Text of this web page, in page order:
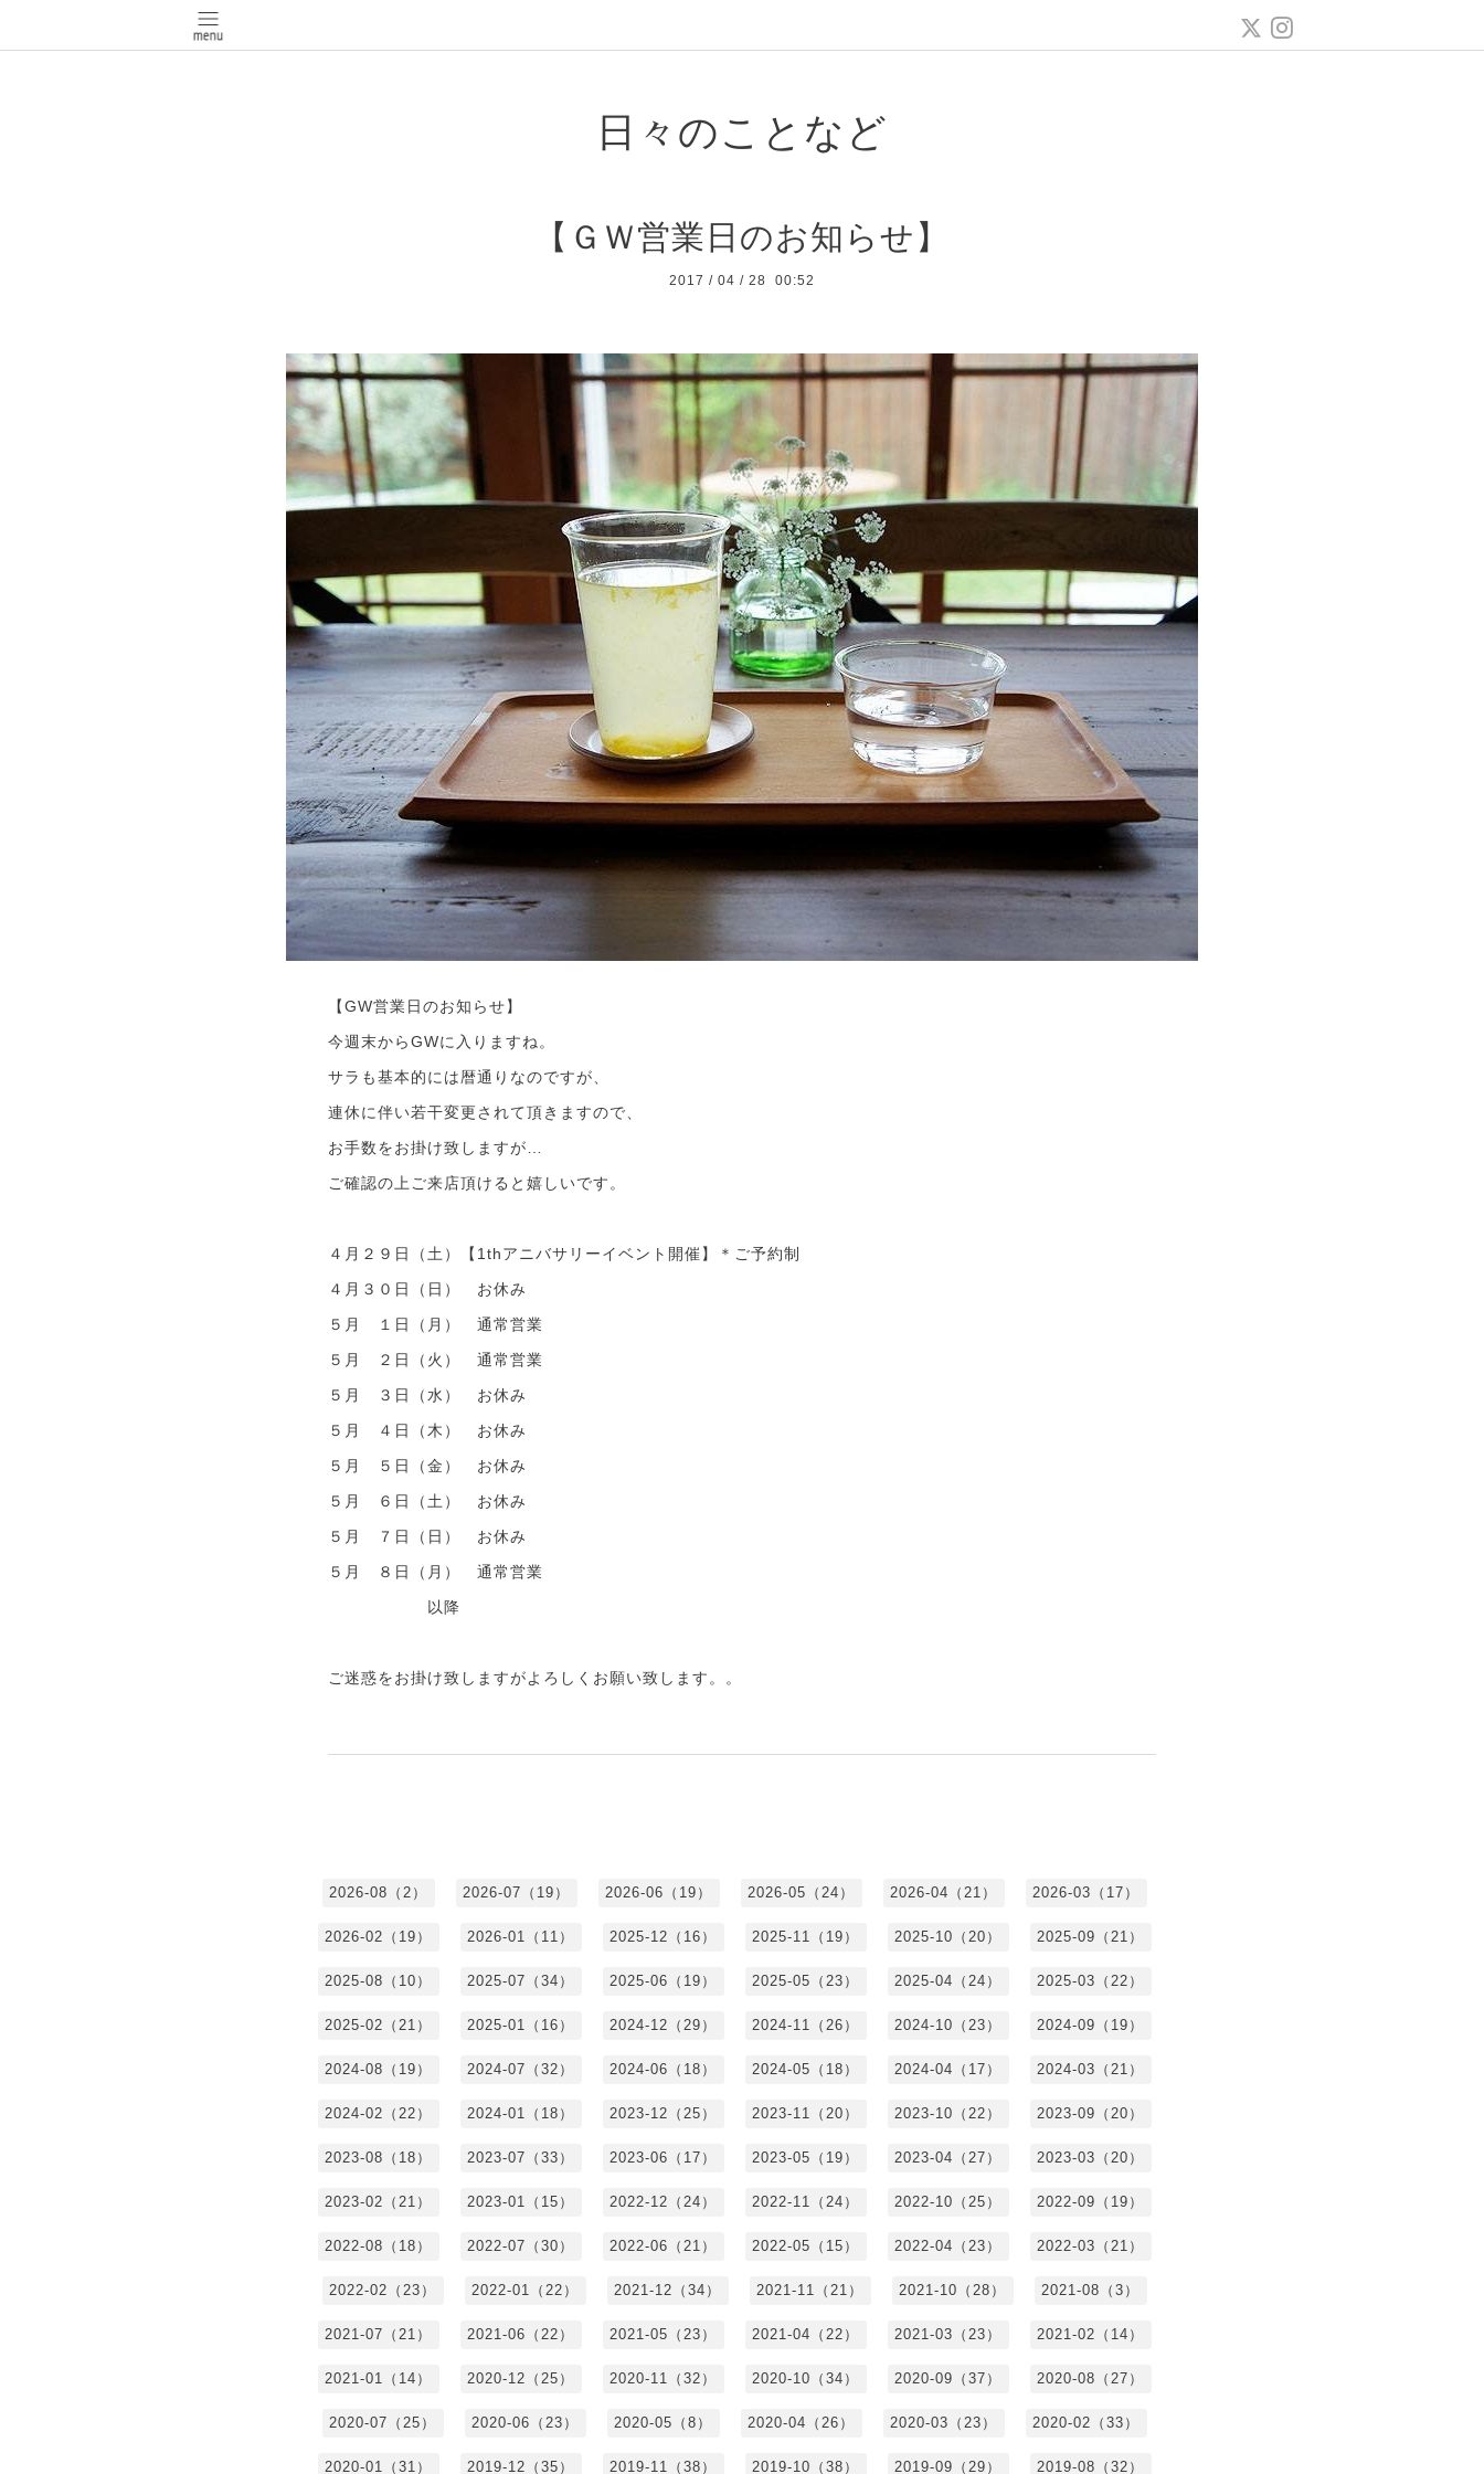
日々のことなど
【ＧＷ営業日のお知らせ】
2017 / 04 / 28 00:52
【GW営業日のお知らせ】
今週末からGWに入りますね。
サラも基本的には暦通りなのですが、
連休に伴い若干変更されて頂きますので、
お手数をお掛け致しますが…
ご確認の上ご来店頂けると嬉しいです。
４月２９日（土）【1thアニバサリーイベント開催】＊ご予約制
４月３０日（日） お休み
５月 １日（月） 通常営業
５月 ２日（火） 通常営業
５月 ３日（水） お休み
５月 ４日（木） お休み
５月 ５日（金） お休み
５月 ６日（土） お休み
５月 ７日（日） お休み
５月 ８日（月） 通常営業
以降
ご迷惑をお掛け致しますがよろしくお願い致します。。
2026-08（2） 2026-07（19） 2026-06（19） 2026-05（24） 2026-04（21） 2026-03（17）
2026-02（19） 2026-01（11） 2025-12（16） 2025-11（19） 2025-10（20） 2025-09（21）
2025-08（10） 2025-07（34） 2025-06（19） 2025-05（23） 2025-04（24） 2025-03（22）
2025-02（21） 2025-01（16） 2024-12（29） 2024-11（26） 2024-10（23） 2024-09（19）
2024-08（19） 2024-07（32） 2024-06（18） 2024-05（18） 2024-04（17） 2024-03（21）
2024-02（22） 2024-01（18） 2023-12（25） 2023-11（20） 2023-10（22） 2023-09（20）
2023-08（18） 2023-07（33） 2023-06（17） 2023-05（19） 2023-04（27） 2023-03（20）
2023-02（21） 2023-01（15） 2022-12（24） 2022-11（24） 2022-10（25） 2022-09（19）
2022-08（18） 2022-07（30） 2022-06（21） 2022-05（15） 2022-04（23） 2022-03（21）
2022-02（23） 2022-01（22） 2021-12（34） 2021-11（21） 2021-10（28） 2021-08（3）
2021-07（21） 2021-06（22） 2021-05（23） 2021-04（22） 2021-03（23） 2021-02（14）
2021-01（14） 2020-12（25） 2020-11（32） 2020-10（34） 2020-09（37） 2020-08（27）
2020-07（25） 2020-06（23） 2020-05（8） 2020-04（26） 2020-03（23） 2020-02（33）
2020-01（31） 2019-12（35） 2019-11（38） 2019-10（38） 2019-09（29） 2019-08（32）